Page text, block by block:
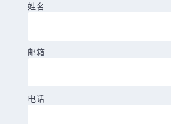
姓名
邮箱
电话